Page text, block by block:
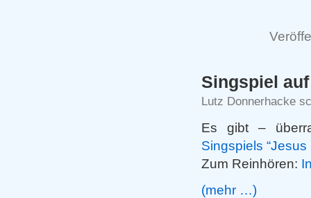
Singspiel
Lutz Donnerhacke
Es gibt –
Singspiels “Jesus
Zum Reinhören:
(mehr …)